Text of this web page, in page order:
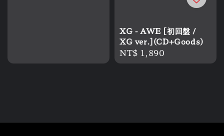
XG - AWE [初回盤 /
XG ver.](CD+Goods)
Regular
price
NT$ 1,890